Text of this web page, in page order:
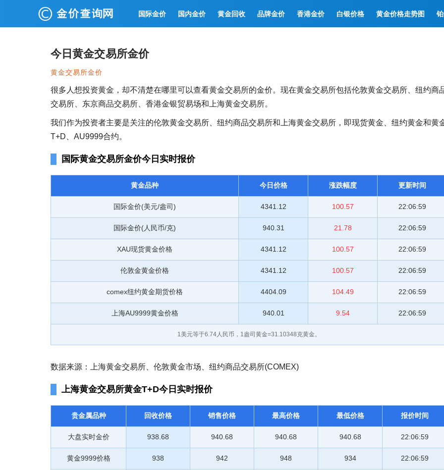
国际金价 国内金价 黄金回收 品牌金价 香港金价 白银价格 黄金价格走势图
今日黄金交易所金价
黄金交易所金价
很多人想投资黄金，却不清楚在哪里可以查看黄金交易所的金价。现在黄金交易所包括伦敦黄金交易所、纽约商
交易所、东京商品交易所、香港金银贸易场和上海黄金交易所。
我们作为投资者主要是关注的伦敦黄金交易所、纽约商品交易所和上海黄金交易所，即现货黄金、纽约黄金和黄
T+D、AU9999合约。
国际黄金交易所金价今日实时报价
黄金品种 今日价格 涨跌幅度 更新时间
国际金价(美元/盎司) 4341.12 100.57 22:06:59
国际金价(人民币/克) 940.31 21.78 22:06:59
XAU现货黄金价格 4341.12 100.57 22:06:59
伦敦金黄金价格 4341.12 100.57 22:06:59
comex纽约黄金期货价格 4404.09 104.49 22:06:59
上海AU9999黄金价格 940.01 9.54 22:06:59
1美元等于6.74人民币，1盎司黄金=31.10348克黄金。
数据来源：上海黄金交易所、伦敦黄金市场、纽约商品交易所(COMEX)
上海黄金交易所黄金T+D今日实时报价
贵金属品种 回收价格 销售价格 最高价格 最低价格 报价时间
大盘实时金价 938.68 940.68 940.68 940.68 22:06:59
黄金9999价格 938 942 948 934 22:06:59